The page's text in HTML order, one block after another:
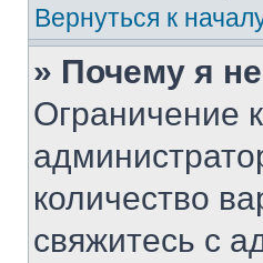
Вернуться к
» Почему я
Ограничение
количество
свяжитесь с